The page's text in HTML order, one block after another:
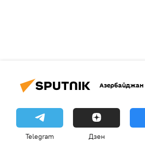
Азербайджан
Telegram Дзен